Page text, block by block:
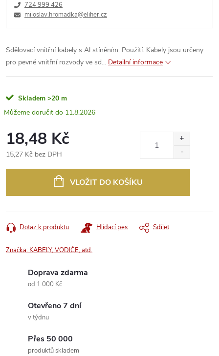
724 999 426
miloslav.hromadka@eliher.cz
Sdělovací vnitřní kabely s Al stíněním. Použití: Kabely jsou určeny
pro pevné vnitřní rozvody ve sd... Detailní informace
Skladem >20 m
11.8.2026
18,48 Kč
15,27 Kč bez DPH
VLOŽIT DO KOŠÍKU
Dotaz k produktu Hlídací pes Sdílet
Značka: KABELY, VODIČE, atd.
Doprava zdarma
od 1 000 Kč
Otevřeno 7 dní
v týdnu
Přes 50 000
produktů skladem